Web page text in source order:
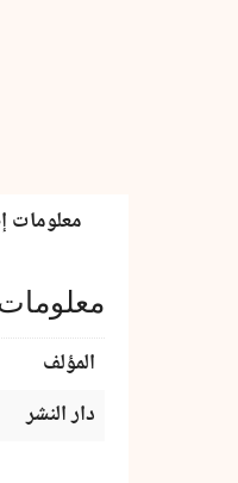
معلومات
المؤلف
دار النشر